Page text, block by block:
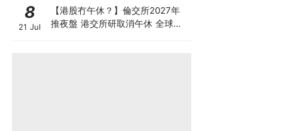
8
21 Jul
【港股冇午休？】倫交所2027年
推夜盤 港交所研取消午休 全球交